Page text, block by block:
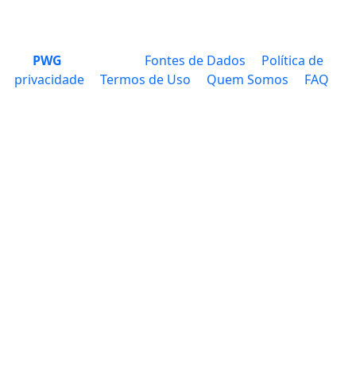
PWG Fontes de Dados
Política de
privacidade
Termos de Uso Quem Somos FAQ